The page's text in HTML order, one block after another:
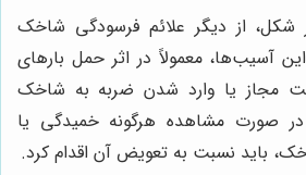
شکل، از دیگر علائم فرسودگی شاخک
آسیب‌ها، معمولاً در اثر حمل بارهای
مجاز یا وارد شدن ضربه به شاخک
صورت مشاهده هرگونه خمیدگی یا
باید نسبت به تعویض آن اقدام کرد.